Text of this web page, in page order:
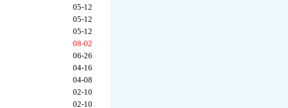
05-12
05-12
05-12
08-02
06-26
04-16
04-08
02-10
02-10